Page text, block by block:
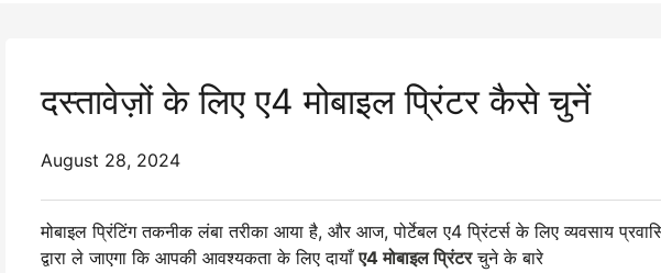
दस्तावेज़ों के लिए ए4 मोबाइल प्रिंटर कैसे चुनें
August 28, 2024
मोबाइल प्रिंटिंग तकनीक लंबा तरीका आया है, और आज, पोर्टेबल ए4 प्रिंटर्स के लिए व्यवसाय
द्वारा ले जाएगा कि आपकी आवश्यकता के लिए दायाँए4 मोबाइल प्रिंटरचुने के बारे